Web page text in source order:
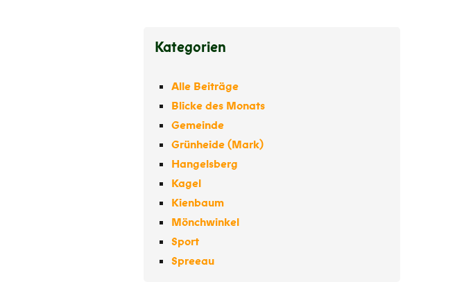
Kategorien
Alle Beiträge
Blicke des Monats
Gemeinde
Grünheide (Mark)
Hangelsberg
Kagel
Kienbaum
Mönchwinkel
Sport
Spreeau